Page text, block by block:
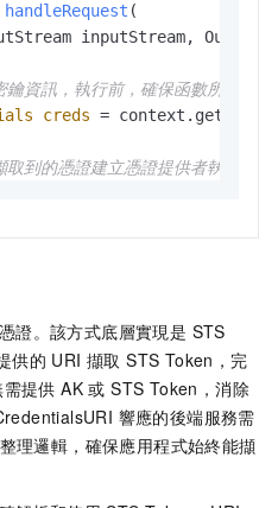
handleRequest (
inputStream,
資訊，執行前，確保函數所在的
creds =
到的憑證建立憑證提供者執行個體
證。該方式底層實現是 STS
供的 URI 擷取 STS Token，完
提供 AK 或 STS Token，消除
響應的後端服務需
理邏輯，確保應用程式始終能擷